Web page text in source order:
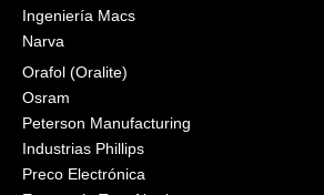
Ingeniería Macs
Narva
Orafol (Oralite)
Osram
Peterson Manufacturing
Industrias Phillips
Preco Electrónica